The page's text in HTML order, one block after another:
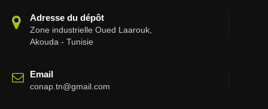
Adresse du dépôt
Zone industrielle Oued Laarouk,
Akouda - Tunisie
Email
conap.tn@gmail.com